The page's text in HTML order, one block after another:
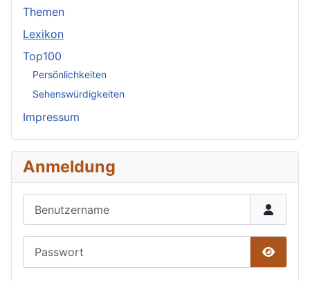
Themen
Lexikon
Top100
Persönlichkeiten
Sehenswürdigkeiten
Impressum
Anmeldung